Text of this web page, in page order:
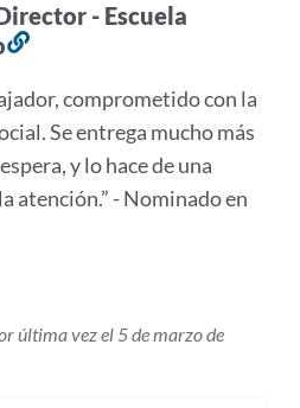
- Escuela
esta
sección
comprometido con la
Se entrega mucho más
y lo hace de una
atención.” - Nominado en
última vez el 5 de marzo de